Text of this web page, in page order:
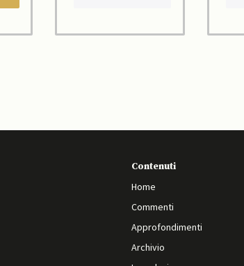
Contenuti
Home
Commenti
Approfondimenti
Archivio